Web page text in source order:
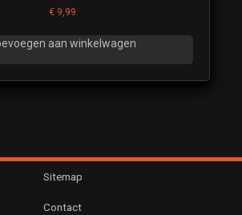
€ 9,99
aan winkelwagen
Sitemap
Contact